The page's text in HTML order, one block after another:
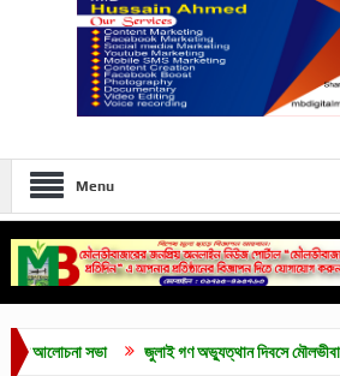
Menu
সভা জুলাই গণ অভ্যুত্থান দিবসে মৌলভীবাজারে